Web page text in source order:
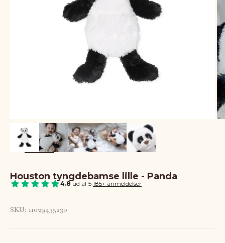
Houston tyngdebamse lille - Panda
4.8ud af 5|185+ anmeldelser
SKU: 11029435230